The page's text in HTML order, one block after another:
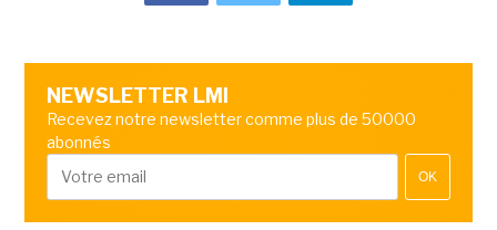
NEWSLETTER LMI
Recevez notre newsletter comme plus de 50000
abonnés
OK